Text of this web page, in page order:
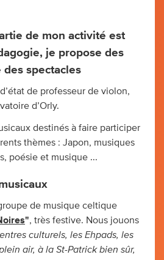
de mon activité est
je propose des
spectacles
de professeur de violon,
d’Orly.
destinés à faire participer
thèmes : Japon, musiques
poésie et musique ...
de musique celtique
", très festive. Nous jouons
culturels, les Ehpads, les
air, à la St-Patrick bien sûr,